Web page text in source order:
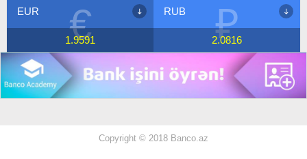
₽
RUB
2.0816 $
USD
1.7
Copyright © 2018 Banco.az